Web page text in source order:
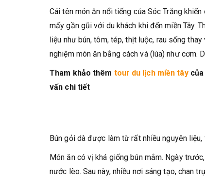
Cái tên món ăn nổi tiếng của Sóc Trăng
mấy gần gũi với du khách khi đến miền Tây.
liệu như bún, tôm, tép, thịt luộc, rau sống
nghiệm món ăn bằng cách và (lùa) như cơm.
Tham khảo thêm tour du lịch miền tâycủa
vấn chi tiết
Bún gỏi dà được làm từ rất nhiều nguyên
Món ăn có vị khá giống bún mắm. Ngày
nước lèo. Sau này, nhiều nơi sáng tạo, chan